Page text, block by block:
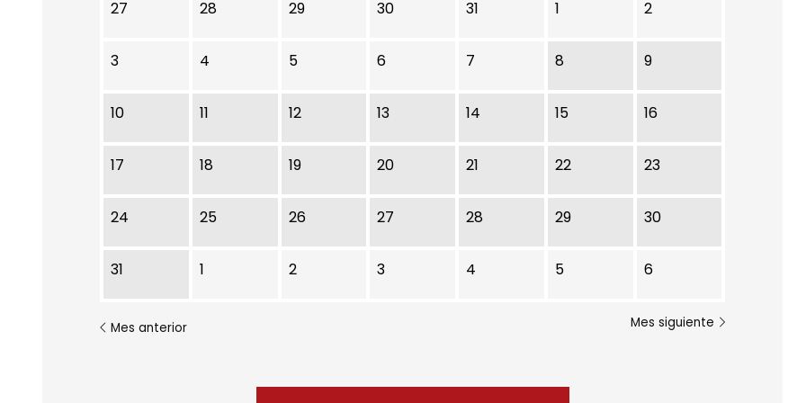
27 28 29 30 31 1 2
3 4 5 6 7 8 9
10 11 12 13 14 15 16
17 18 19 20 21 22 23
24 25 26 27 28 29 30
31 1 2 3 4 5 6
Mes anterior Mes siguiente